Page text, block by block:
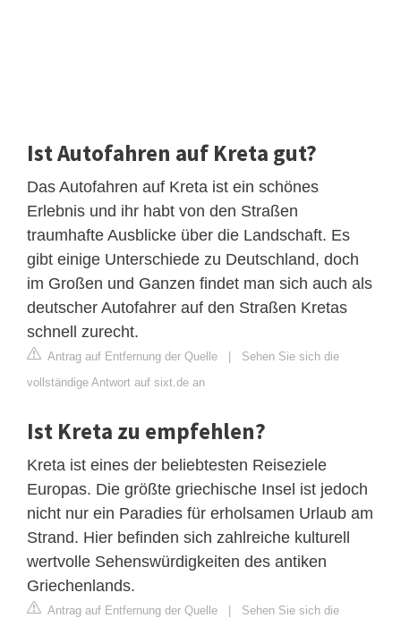
Ist Autofahren auf Kreta gut?
Das Autofahren auf Kreta ist ein schönes
Erlebnis und ihr habt von den Straßen
traumhafte Ausblicke über die Landschaft. Es
gibt einige Unterschiede zu Deutschland, doch
im Großen und Ganzen findet man sich auch als
deutscher Autofahrer auf den Straßen Kretas
schnell zurecht.
Antrag auf Entfernung der Quelle | Sehen Sie sich die
vollständige Antwort auf sixt.de an
Ist Kreta zu empfehlen?
Kreta ist eines der beliebtesten Reiseziele
Europas. Die größte griechische Insel ist jedoch
nicht nur ein Paradies für erholsamen Urlaub am
Strand. Hier befinden sich zahlreiche kulturell
wertvolle Sehenswürdigkeiten des antiken
Griechenlands.
Antrag auf Entfernung der Quelle | Sehen Sie sich die